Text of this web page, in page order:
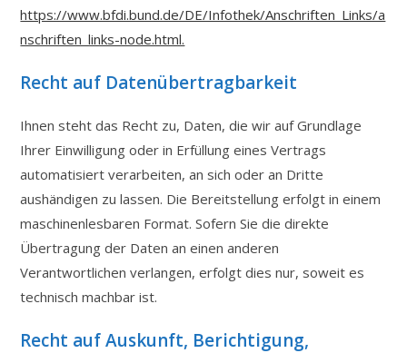
https://www.bfdi.bund.de/DE/Infothek/Anschriften_Links/a
nschriften_links-node.html.
Recht auf Datenübertragbarkeit
Ihnen steht das Recht zu, Daten, die wir auf Grundlage
Ihrer Einwilligung oder in Erfüllung eines Vertrags
automatisiert verarbeiten, an sich oder an Dritte
aushändigen zu lassen. Die Bereitstellung erfolgt in einem
maschinenlesbaren Format. Sofern Sie die direkte
Übertragung der Daten an einen anderen
Verantwortlichen verlangen, erfolgt dies nur, soweit es
technisch machbar ist.
Recht auf Auskunft, Berichtigung,